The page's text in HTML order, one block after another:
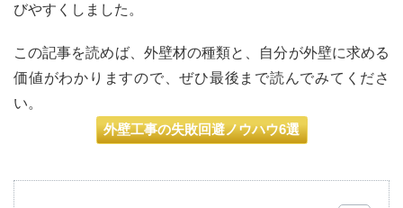
びやすくしました。
この記事を読めば、外壁材の種類と、自分が外壁に求める
価値がわかりますので、ぜひ最後まで読んでみてくださ
い。
外壁工事の失敗回避ノウハウ6選